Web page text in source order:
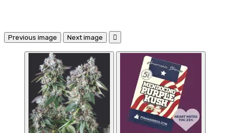
Previous image Next image 